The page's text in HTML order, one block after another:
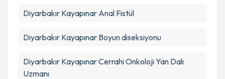
Diyarbakır Kayapınar Anal Fistül
Diyarbakır Kayapınar Boyun diseksiyonu
Diyarbakır Kayapınar Cerrahi Onkoloji Yan Dalı
Uzmanı